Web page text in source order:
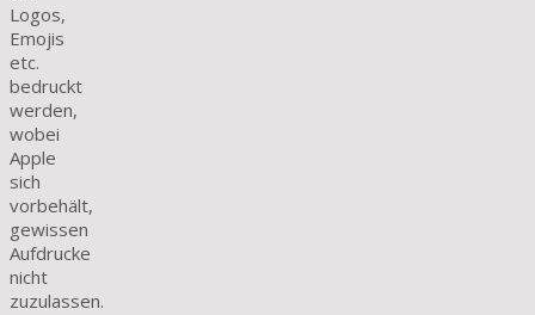
Logos,
Emojis
etc.
bedruckt
werden,
wobei
Apple
sich
vorbehält,
gewissen
Aufdrucke
nicht
zuzulassen.